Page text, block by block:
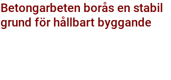
Betongarbeten borås en stabil
grund för hållbart byggande